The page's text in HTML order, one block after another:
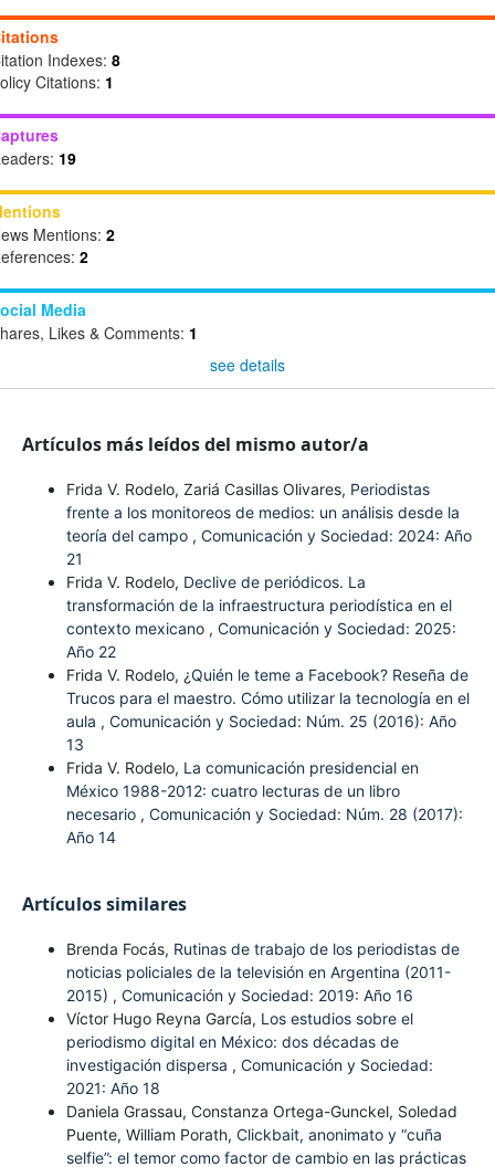
Indexes: 8
Citations: 1
19
Mentions: 2
2
Media
Likes & Comments: 1
see details
Artículos más leídos del mismo autor/a
Frida V. Rodelo, Zariá Casillas Olivares, Periodistas
frente a los monitoreos de medios: un análisis desde la
teoría del campo , Comunicación y Sociedad: 2024: Año
21
Frida V. Rodelo, Declive de periódicos. La
transformación de la infraestructura periodística en el
contexto mexicano , Comunicación y Sociedad: 2025:
Año 22
Frida V. Rodelo, ¿Quién le teme a Facebook? Reseña de
Trucos para el maestro. Cómo utilizar la tecnología en el
aula , Comunicación y Sociedad: Núm. 25 (2016): Año
13
Frida V. Rodelo, La comunicación presidencial en
México 1988-2012: cuatro lecturas de un libro
necesario , Comunicación y Sociedad: Núm. 28 (2017):
Año 14
Artículos similares
Brenda Focás, Rutinas de trabajo de los periodistas de
noticias policiales de la televisión en Argentina (2011-
2015) , Comunicación y Sociedad: 2019: Año 16
Víctor Hugo Reyna García, Los estudios sobre el
periodismo digital en México: dos décadas de
investigación dispersa , Comunicación y Sociedad:
2021: Año 18
Daniela Grassau, Constanza Ortega-Gunckel, Soledad
Puente, William Porath, Clickbait, anonimato y “cuña
selfie”: el temor como factor de cambio en las prácticas